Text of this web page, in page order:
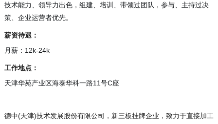
技术能力、领导力出色，组建、培训、带领过团队，参与、主持过决
策、企业运营者优先。
薪资待遇：
月薪：12k-24k
工作地点：
天津华苑产业区海泰华科一路11号C座
德中(天津)技术发展股份有限公司，新三板挂牌企业，致力于直接加工